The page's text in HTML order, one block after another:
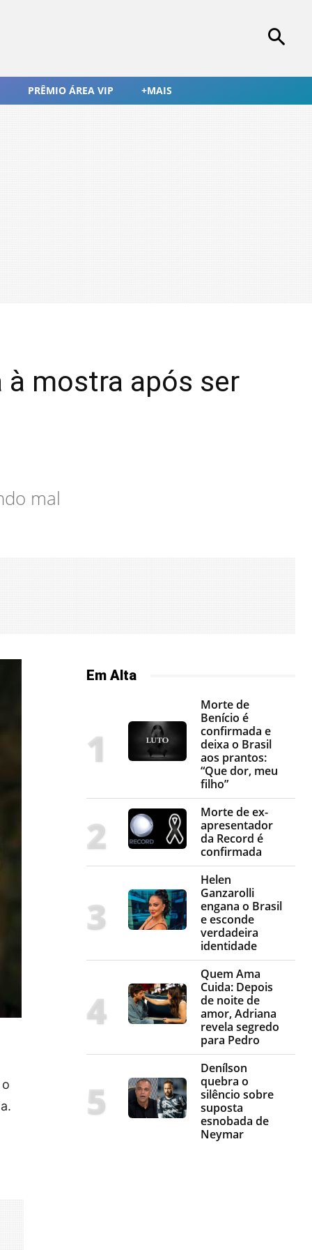
PRÊMIO ÁREA VIP +MAIS
mostra após ser
mal
Em Alta
Morte de
Benício é
confirmada e
deixa o Brasil
aos prantos:
“Que dor, meu
filho”
Morte de ex-
apresentador
da Record é
confirmada
Helen
Ganzarolli
engana o Brasil
e esconde
verdadeira
identidade
Quem Ama
Cuida: Depois
de noite de
amor, Adriana
revela segredo
para Pedro
Denílson
quebra o
silêncio sobre
suposta
esnobada de
Neymar